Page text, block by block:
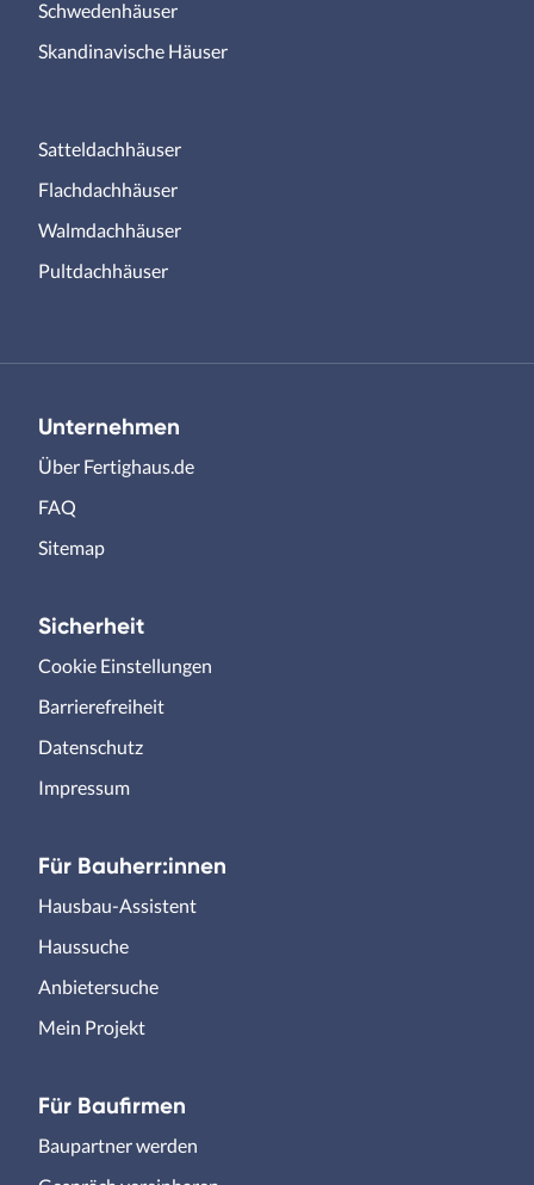
Schwedenhäuser
Skandinavische Häuser
Satteldachhäuser
Flachdachhäuser
Walmdachhäuser
Pultdachhäuser
Unternehmen
Über Fertighaus.de
FAQ
Sitemap
Sicherheit
Cookie Einstellungen
Barrierefreiheit
Datenschutz
Impressum
Für Bauherr:innen
Hausbau-Assistent
Haussuche
Anbietersuche
Mein Projekt
Für Baufirmen
Baupartner werden